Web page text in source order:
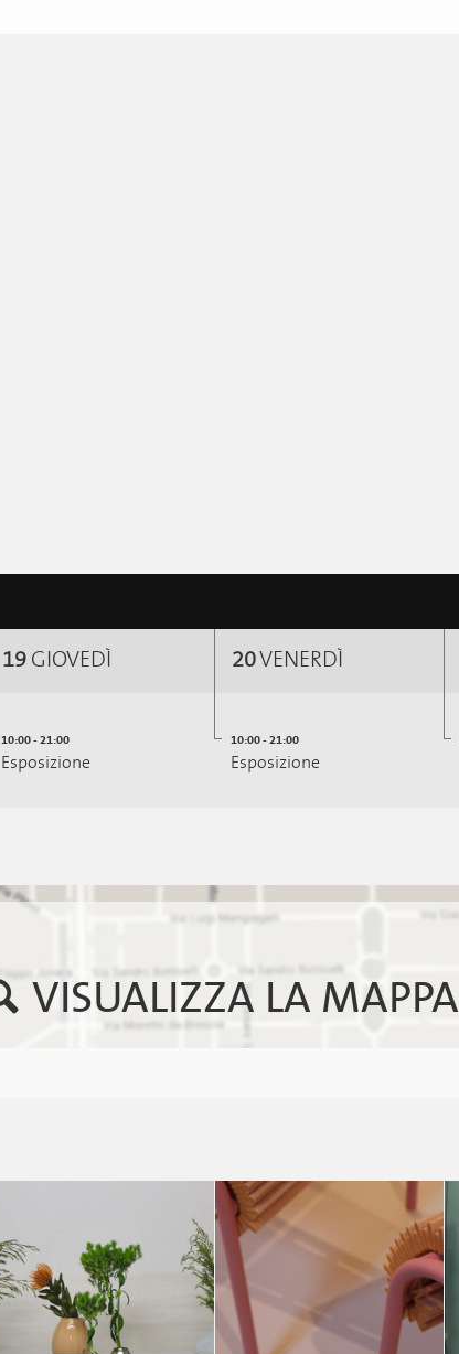
19GIOVEDÌ
10:00 - 21:00
Esposizione
20VENERDÌ
10:00 - 21:00
Esposizione
VISUALIZZA LA MAPPA